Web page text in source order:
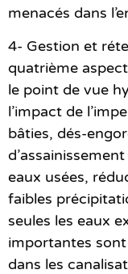
menacés dans
4- Gestion et
quatrième
le point de vue
l’impact de
bâties, dés-
eaux usées,
faibles
seules les eaux
importantes
dans les